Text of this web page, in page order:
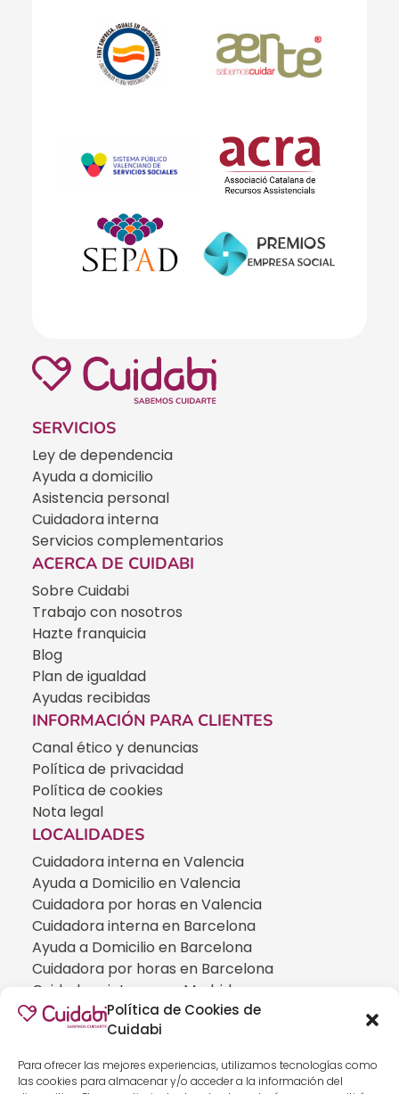
Política de Cookies de
Cuidabi
Para ofrecer las mejores experiencias, utilizamos tecnologías como
las cookies para almacenar y/o acceder a la información del
SERVICIOS
Ley de dependencia
Ayuda a domicilio
Asistencia personal
Cuidadora interna
Servicios complementarios
ACERCA DE CUIDABI
Sobre Cuidabi
Trabajo con nosotros
Hazte franquicia
Blog
Plan de igualdad
Ayudas recibidas
INFORMACIÓN PARA CLIENTES
Canal ético y denuncias
Política de privacidad
Política de cookies
Nota legal
LOCALIDADES
Cuidadora interna en Valencia
Ayuda a Domicilio en Valencia
Cuidadora por horas en Valencia
Cuidadora interna en Barcelona
Ayuda a Domicilio en Barcelona
Cuidadora por horas en Barcelona
Cuidadora interna en Madrid
Ayuda a Domicilio en Madrid
Cuidadora por horas en Madrid
CUIDADOS ESPECIALIZADOS
Cuidadoras de personas con Alzheimer